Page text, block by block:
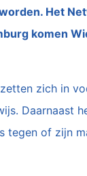
Het
komen
zich in
Daarnaast
of zijn